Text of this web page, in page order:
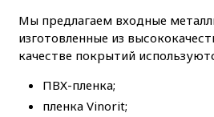
Мы предлагаем входные
изготовленные из
качестве покрытий
ПВХ-пленка;
пленка Vinorit;